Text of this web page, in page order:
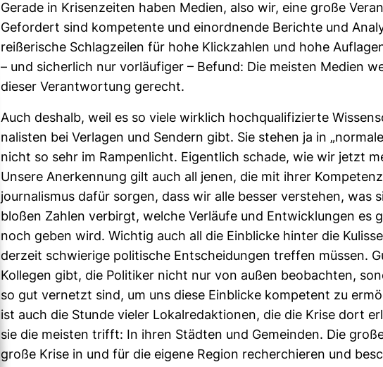
Gerade in Kri­sen­zeiten haben Medien, also wir, eine große
Gefor­dert sind kom­pe­tente und ein­ord­nende Berichte und
rei­ße­ri­sche Schlag­zeilen für hohe Klick­zahlen und hohe
– und sicher­lich nur vor­läu­figer – Befund: Die meisten Medien
dieser Ver­ant­wor­tung gerecht.
Auch des­halb, weil es so viele wirk­lich hoch­qua­li­fi­zierte
na­listen bei Ver­lagen und Sen­dern gibt. Sie stehen ja in
nicht so sehr im Ram­pen­licht. Eigent­lich schade, wie wir jetzt
Unsere Aner­ken­nung gilt auch all jenen, die mit ihrer
jour­na­lismus dafür sorgen, dass wir alle besser ver­stehen, was
bloßen Zahlen ver­birgt, welche Ver­läufe und Ent­wick­lungen es
noch geben wird. Wichtig auch all die Ein­blicke hinter die
der­zeit schwie­rige poli­ti­sche Ent­schei­dungen treffen müssen.
Kol­legen gibt, die Poli­tiker nicht nur von außen beob­achten,
so gut ver­netzt sind, um uns diese Ein­blicke kom­pe­tent zu
ist auch die Stunde vieler Lokal­re­dak­tionen, die die Krise dort
sie die meisten trifft: In ihren Städten und Gemeinden. Die
große Krise in und für die eigene Region recher­chieren und